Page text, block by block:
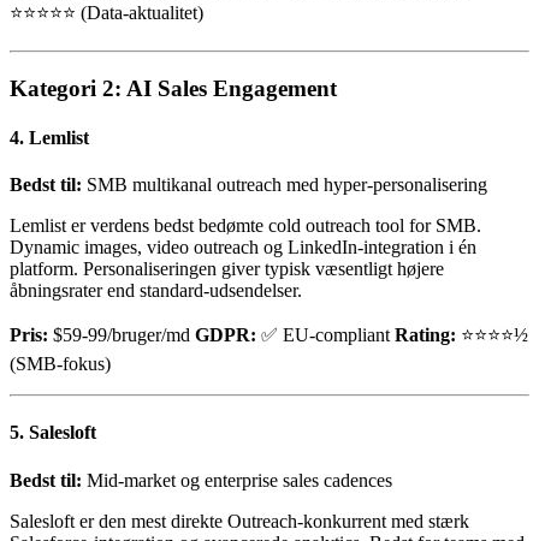
⭐⭐⭐⭐⭐ (Data-aktualitet)
Kategori 2: AI Sales Engagement
4. Lemlist
Bedst til: SMB multikanal outreach med hyper-personalisering
Lemlist er verdens bedst bedømte cold outreach tool for SMB.
Dynamic images, video outreach og LinkedIn-integration i én
platform. Personaliseringen giver typisk væsentligt højere
åbningsrater end standard-udsendelser.
Pris: $59-99/bruger/md GDPR: ✅ EU-compliant Rating: ⭐⭐⭐⭐½
(SMB-fokus)
5. Salesloft
Bedst til: Mid-market og enterprise sales cadences
Salesloft er den mest direkte Outreach-konkurrent med stærk